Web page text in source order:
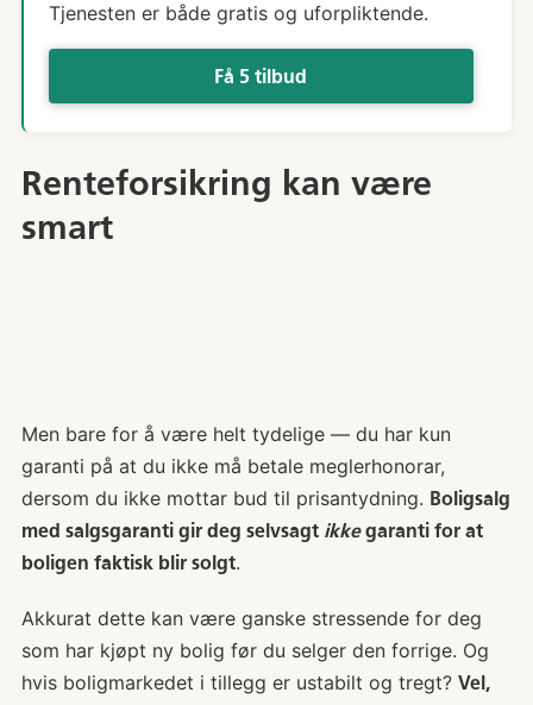
Tjenesten er både gratis og uforpliktende.
Få 5 tilbud
Renteforsikring kan være
smart
Men bare for å være helt tydelige — du har kun
garanti på at du ikke må betale meglerhonorar,
dersom du ikke mottar bud til prisantydning. Boligsalg
med salgsgaranti gir deg selvsagt ikkegaranti for at
boligen faktisk blir solgt.
Akkurat dette kan være ganske stressende for deg
som har kjøpt ny bolig før du selger den forrige. Og
hvis boligmarkedet i tillegg er ustabilt og tregt? Vel,